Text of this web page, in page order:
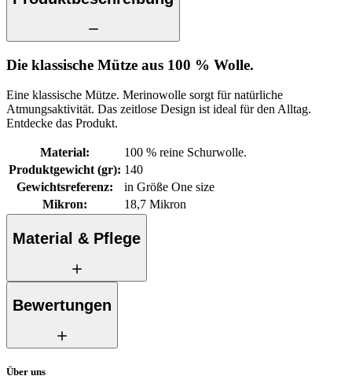
Die klassische Mütze aus 100 % Wolle.
Eine klassische Mütze. Merinowolle sorgt für natürliche
Atmungsaktivität. Das zeitlose Design ist ideal für den Alltag.
Entdecke das Produkt.
Material:
100 % reine Schurwolle.
Produktgewicht (gr): 140
Gewichtsreferenz:
in Größe One size
Mikron: 18,7 Mikron
Material & Pflege
Bewertungen
Über uns